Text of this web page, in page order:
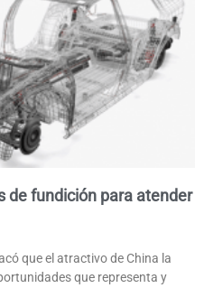
de fundición para atender
que el atractivo de China la
que representa y